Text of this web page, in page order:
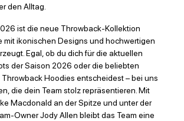
den Alltag.
ist die neue Throwback-Kollektion
mit ikonischen Designs und hochwertigen
Egal, ob du dich für die aktuellen
der Saison 2026 oder die beliebten
Throwback Hoodies entscheidest – bei uns
die dein Team stolz repräsentieren. Mit
Macdonald an der Spitze und unter der
Owner Jody Allen bleibt das Team eine